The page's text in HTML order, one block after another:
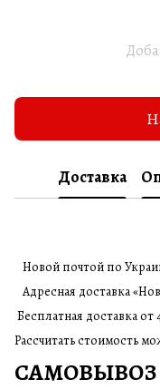
Доставка
Новой почтой по
Адресная доставка
Бесплатная доставка
Рассчитать стоимость
САМОВЫВОЗ